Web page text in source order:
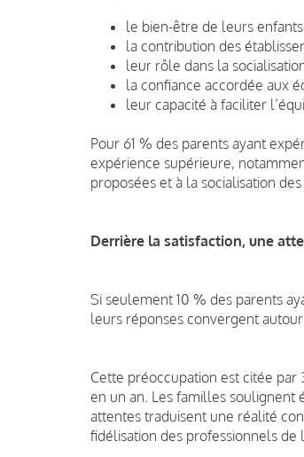
le bien-être de leurs
la contribution des
leur rôle dans la
la confiance accordée aux
leur capacité à faciliter
Pour 61 % des parents ayant
expérience supérieure,
proposées et à la socialisation des
Derrière la satisfaction, une
Si seulement 10 % des parents
leurs réponses convergent
Cette préoccupation est citée
en un an. Les familles soulignent
attentes traduisent une réalité
fidélisation des professionnels de